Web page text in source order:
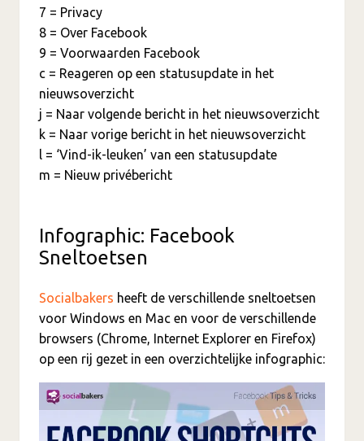
7 = Privacy
8 = Over Facebook
9 = Voorwaarden Facebook
c = Reageren op een statusupdate in het
nieuwsoverzicht
j = Naar volgende bericht in het nieuwsoverzicht
k = Naar vorige bericht in het nieuwsoverzicht
l = ‘Vind-ik-leuken’ van een statusupdate
m = Nieuw privébericht
Infographic: Facebook
Sneltoetsen
Socialbakers heeft de verschillende sneltoetsen
voor Windows en Mac en voor de verschillende
browsers (Chrome, Internet Explorer en Firefox)
op een rij gezet in een overzichtelijke infographic: